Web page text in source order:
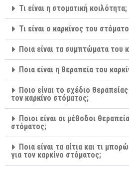
Τι είναι η στοματική κοιλότητα;
Τι είναι ο καρκίνος του
Ποια είναι τα συμπτώματα του
Ποια είναι η θεραπεία του
Ποιο είναι το σχέδιο
τον καρκίνο στόματος;
Ποιοι είναι οι μέθοδοι
στόματος;
Ποια είναι τα αίτια και τι
για τον καρκίνο στόματος;